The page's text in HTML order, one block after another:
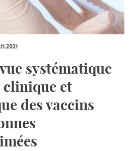
systématique
clinique et
des vaccins